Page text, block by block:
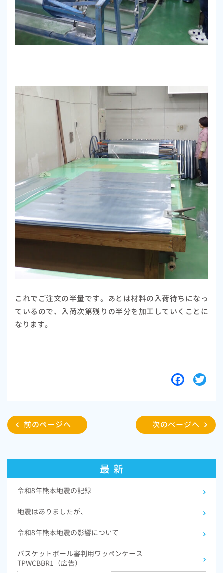
これでご注文の半量です。あとは材料の入荷待ちになっ
ているので、入荷次第残りの半分を加工していくことに
なります。
e
b
o
t
t
r
前のページへ 次のページへ
最 新
令和8年熊本地震の記録
地震はありましたが、
令和8年熊本地震の影響について
バスケットボール審判用ワッペンケース
TPWCBBR1（広告）